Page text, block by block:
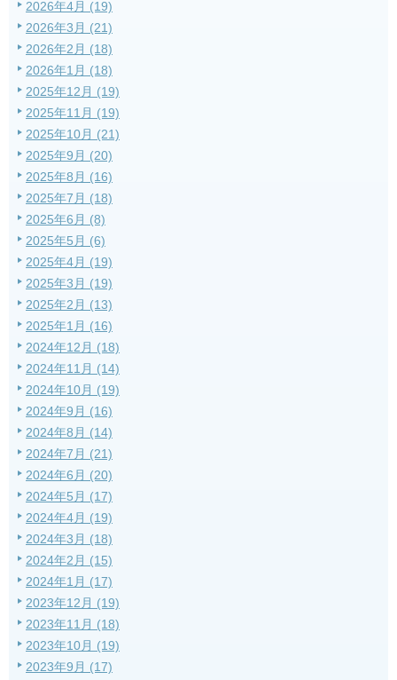
2026年4月 (19)
2026年3月 (21)
2026年2月 (18)
2026年1月 (18)
2025年12月 (19)
2025年11月 (19)
2025年10月 (21)
2025年9月 (20)
2025年8月 (16)
2025年7月 (18)
2025年6月 (8)
2025年5月 (6)
2025年4月 (19)
2025年3月 (19)
2025年2月 (13)
2025年1月 (16)
2024年12月 (18)
2024年11月 (14)
2024年10月 (19)
2024年9月 (16)
2024年8月 (14)
2024年7月 (21)
2024年6月 (20)
2024年5月 (17)
2024年4月 (19)
2024年3月 (18)
2024年2月 (15)
2024年1月 (17)
2023年12月 (19)
2023年11月 (18)
2023年10月 (19)
2023年9月 (17)